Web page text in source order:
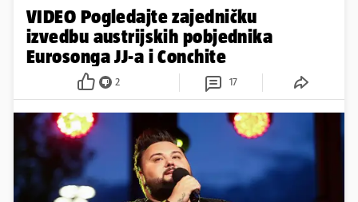
VIDEO Pogledajte zajedničku
izvedbu austrijskih pobjednika
Eurosonga JJ-a i Conchite
2 17